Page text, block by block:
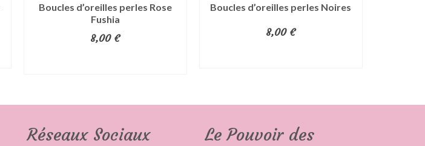
Boucles d’oreilles perles Rose
Fushia
8,00 €
Boucles d’oreilles perles Noires
8,00 €
Réseaux Sociaux
Le Pouvoir des